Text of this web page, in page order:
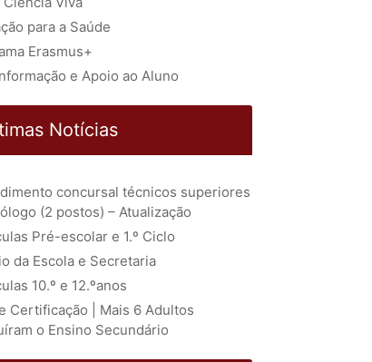
para a Saúde
Erasmus+
e Apoio ao Aluno
Notícias
concursal técnicos superiores
(2 postos) – Atualização
Pré-escolar e 1.º Ciclo
da Escola e Secretaria
10.º e 12.ºanos
Certificação | Mais 6 Adultos
o Ensino Secundário